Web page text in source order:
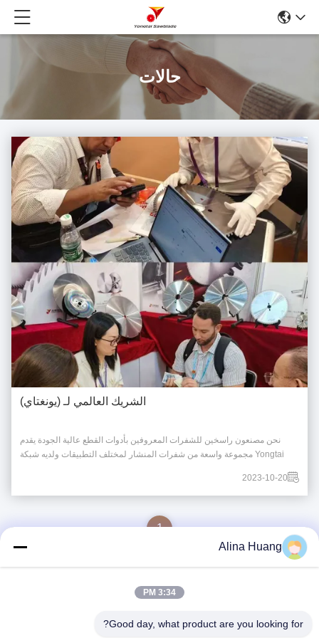
حالات
الشريك العالمي لـ (يونغتاي)
نحن مصنعون راسخين للشفرات المعروفين بأدوات القطع عالية الجودة يقدم
Yongtai مجموعة واسعة من شفرات المنشار لمختلف التطبيقات ولديه شبكة
وقطع التوجيه. لدينا وجود عالمي ونقدم مجموعة شاملة من حلول القطع
للتطبيقات الصناعية. مرحباً بك في ...
2023-10-20
1
Alina Huang
3:34 PM
Good day, what product are you looking for?